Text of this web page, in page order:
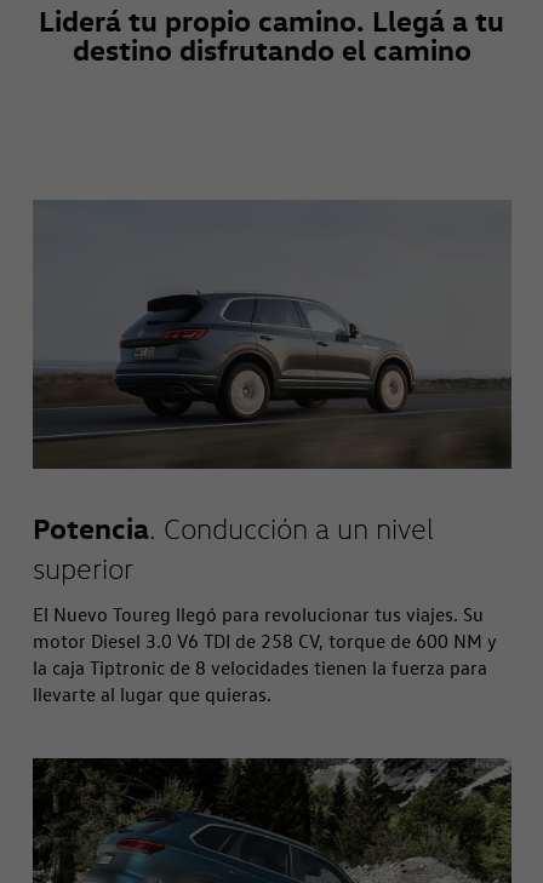
Liderá tu propio camino. Llegá a tu
destino disfrutando el camino
Potencia. Conducción a un nivel
superior
El Nuevo Toureg llegó para revolucionar tus viajes. Su
motor Diesel 3.0 V6 TDI de 258 CV, torque de 600 NM y
la caja Tiptronic de 8 velocidades tienen la fuerza para
llevarte al lugar que quieras.